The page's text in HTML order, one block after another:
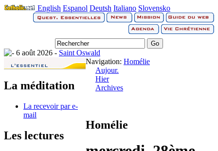
English Espanol Deutsh Italiano Slovensko
6 août 2026 - Saint Oswald
La méditation
La recevoir par e-
mail
Les lectures
Navigation: Homélie
Aujour.
Hier
Archives
Homélie